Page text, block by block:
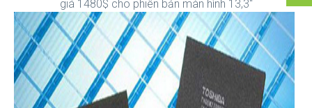
giá 1480$ cho phiên bản màn hình 13,3"